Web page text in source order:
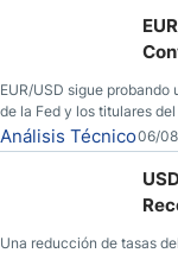
EUR/USD sigue
de la Fed y los titulares
convicción real.
Análisis Técnico06/
Una reducción de tasas